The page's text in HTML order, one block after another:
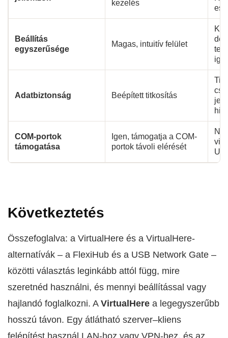
kezelés
Beállítás
egyszerűsége
Magas, intuitív felület
de
Adatbiztonság Beépített titkosítás
COM-portok
támogatása
Igen, támogatja a COM-
portok távoli elérését
Következtetés
Összefoglalva: a VirtualHere és a VirtualHere-
alternatívák – a FlexiHub és a USB Network Gate –
közötti választás leginkább attól függ, mire
szeretnéd használni, és mennyi beállítással vagy
hajlandó foglalkozni. A VirtualHere a legegyszerűbb
hosszú távon. Egy átlátható szerver–kliens
felépítést használ LAN-hoz vagy VPN-hez, és az